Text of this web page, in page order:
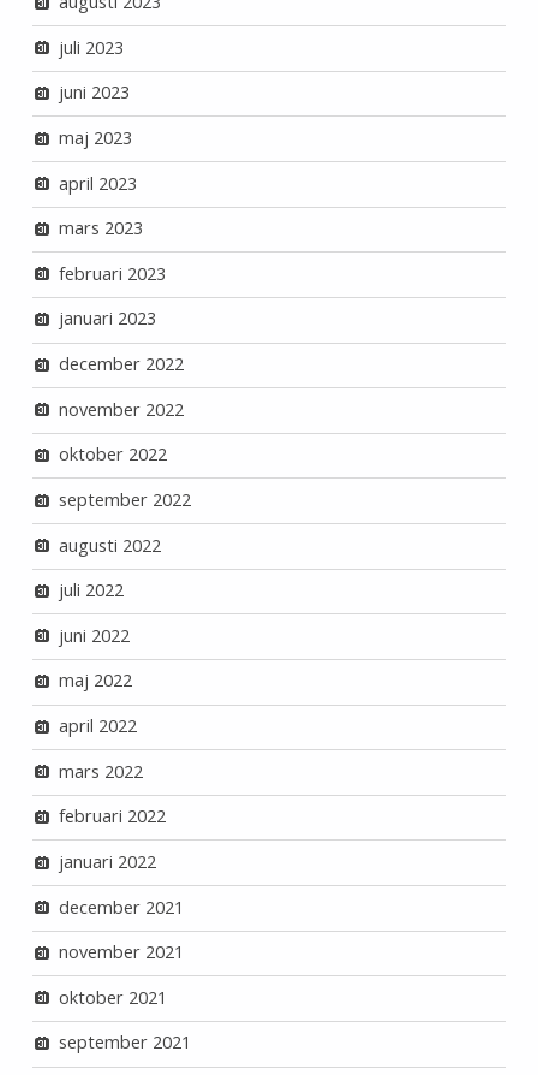
juli 2023
juni 2023
maj 2023
april 2023
mars 2023
februari 2023
januari 2023
december 2022
november 2022
oktober 2022
september 2022
augusti 2022
juli 2022
juni 2022
maj 2022
april 2022
mars 2022
februari 2022
januari 2022
december 2021
november 2021
oktober 2021
september 2021